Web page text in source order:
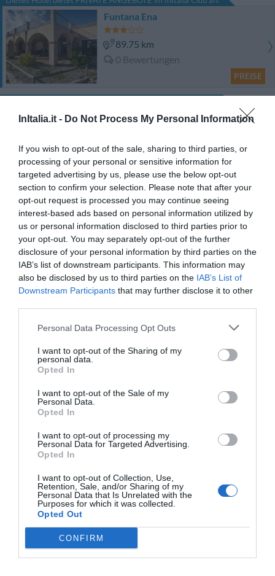
InItalia.it - Do Not Process My Personal Information
If you wish to opt-out of the sale, sharing to third parties, or
processing of your personal or sensitive information for
targeted advertising by us, please use the below opt-out
section to confirm your selection. Please note that after your
opt-out request is processed you may continue seeing
interest-based ads based on personal information utilized by
us or personal information disclosed to third parties prior to
your opt-out. You may separately opt-out of the further
disclosure of your personal information by third parties on the
IAB’s list of downstream participants. This information may
also be disclosed by us to third parties on the IAB’s List of
Downstream Participants that may further disclose it to other
Personal Data Processing Opt Outs
I want to opt-out of the Sharing of my
personal data.
Opted In
I want to opt-out of the Sale of my
Personal Data.
Opted In
I want to opt-out of processing my
Personal Data for Targeted Advertising.
Opted In
I want to opt-out of Collection, Use,
Retention, Sale, and/or Sharing of my
Personal Data that Is Unrelated with the
Purposes for which it was collected.
Opted Out
CONFIRM
Funtana Ena
89.75 km
0 Bewertungen
PREISE
Anaele House B&B
0 Bewertungen
PREISE
Cerdena Rooms
33.02 km
Fabelhaft 8.7/10
PREISE
Hotel Punta Giara
PREISE
PREISE
41.04 km
PREISE
Le Torri